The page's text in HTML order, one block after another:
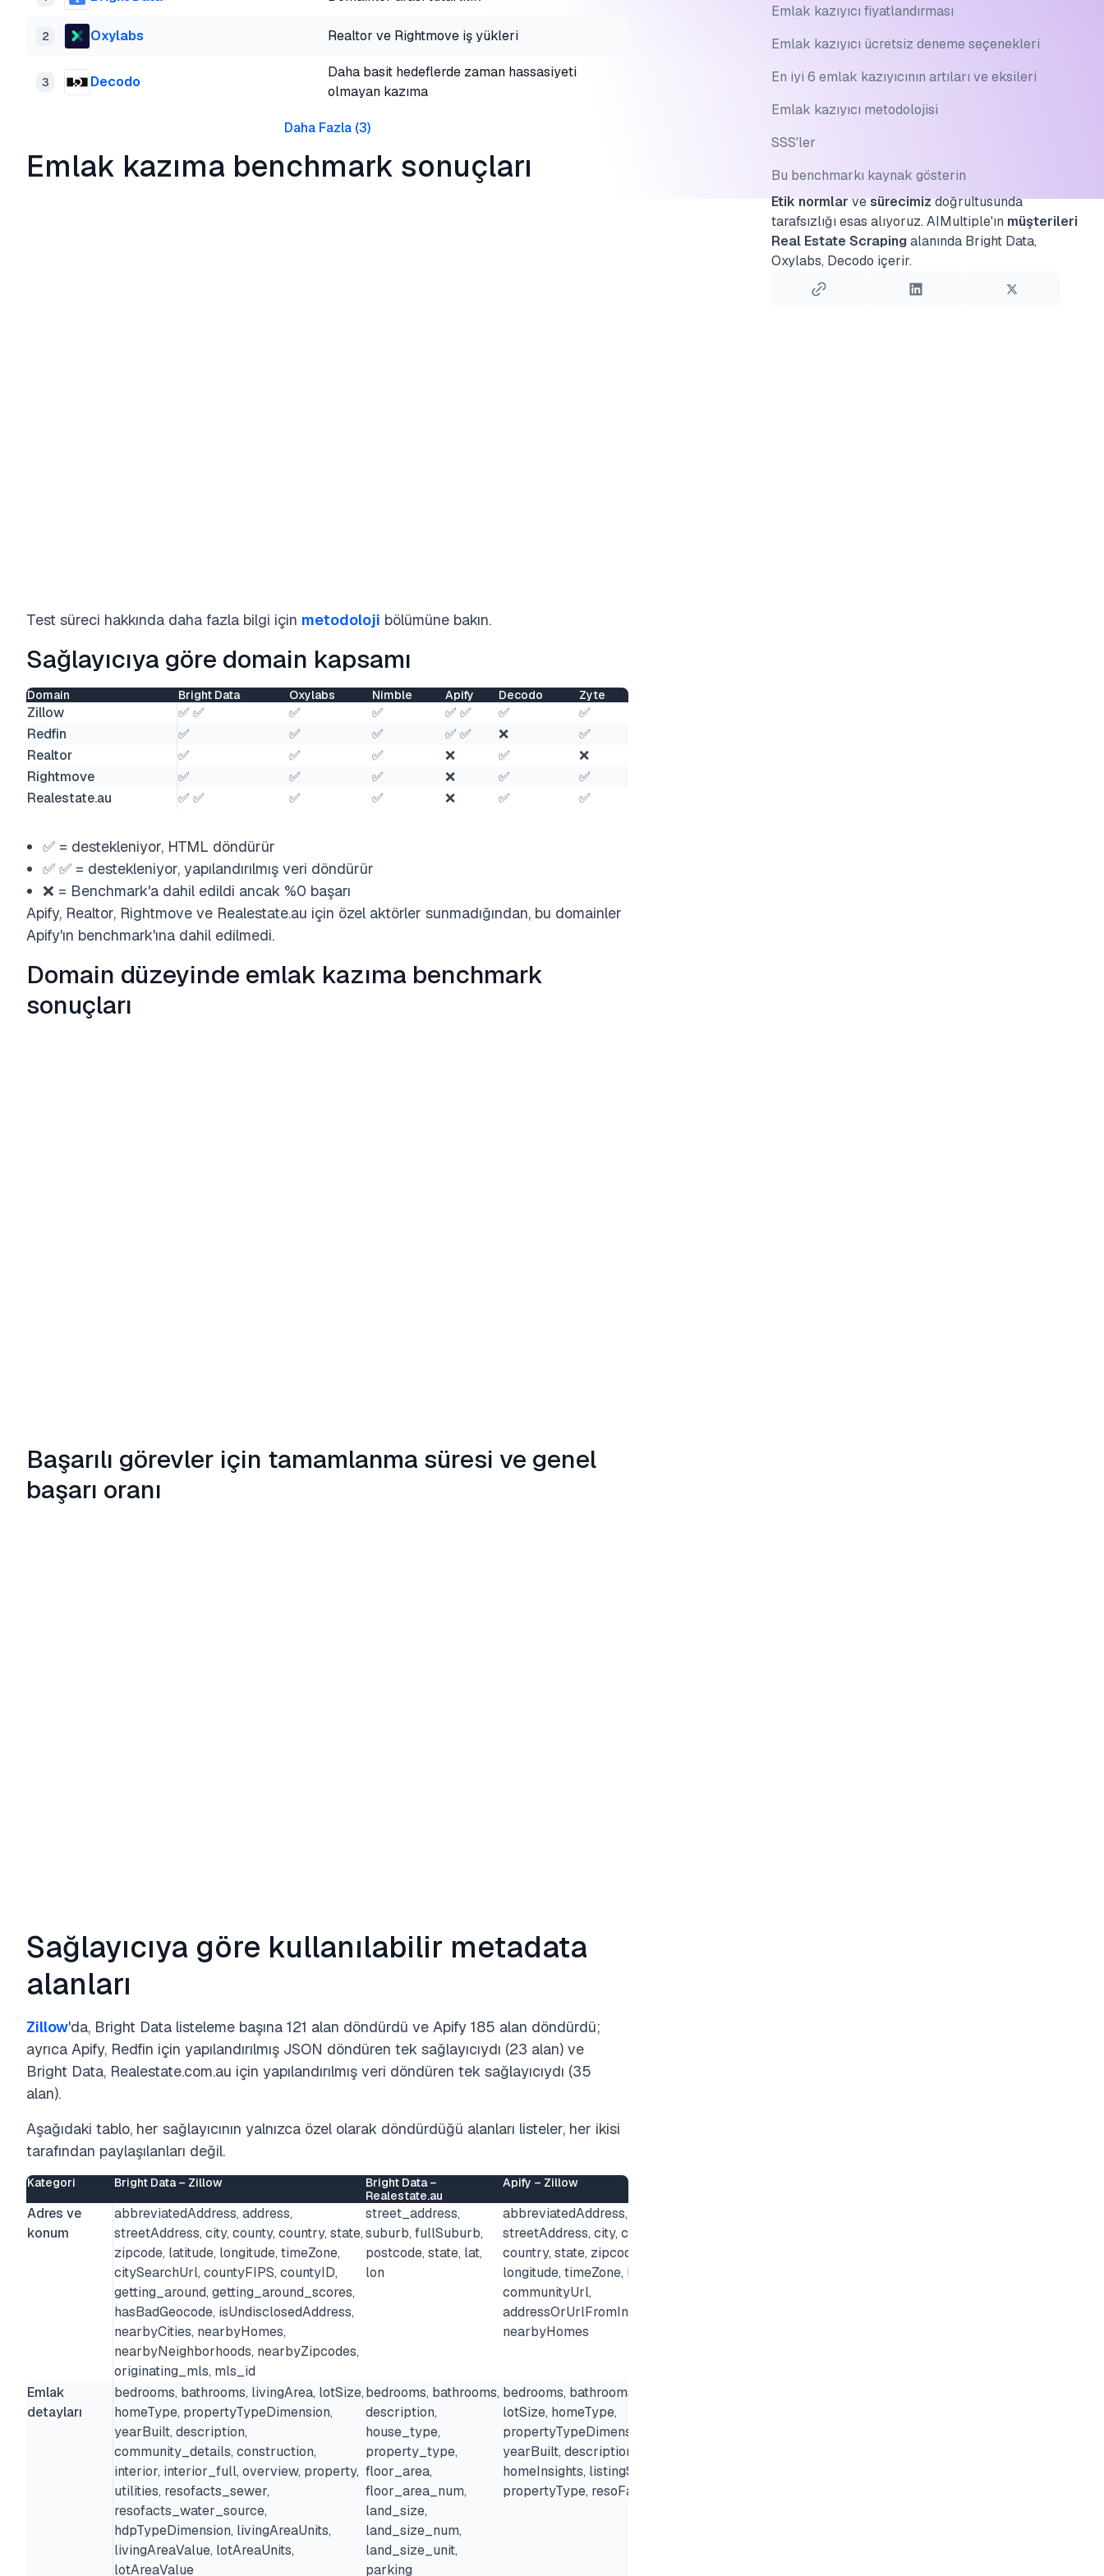
2 Oxylabs Realtor ve Rightmove iş yükleri
3 Decodo
Daha basit hedeflerde zaman hassasiyeti
olmayan kazıma
Daha Fazla (3)
Emlak kazıma benchmark sonuçları
Test süreci hakkında daha fazla bilgi için metodoloji bölümüne bakın.
Sağlayıcıya göre domain kapsamı
Domain Bright Data Oxylabs Nimble Apify Decodo Zyte
Zillow ✅ ✅ ✅ ✅ ✅ ✅ ✅
✅
Redfin
✅ ✅ ✅ ✅ ✅ ❌
✅
Realtor
✅ ✅ ✅ ❌ ✅
❌
Rightmove
✅ ✅ ✅ ❌ ✅
✅
Realestate.au
✅ ✅ ✅ ✅ ❌ ✅ ✅
✅ = destekleniyor, HTML döndürür
✅ ✅ = destekleniyor, yapılandırılmış veri döndürür
❌ = Benchmark'a dahil edildi ancak %0 başarı
Apify, Realtor, Rightmove ve Realestate.au için özel aktörler sunmadığından, bu domainler
Apify'ın benchmark'ına dahil edilmedi.
Domain düzeyinde emlak kazıma benchmark
sonuçları
Başarılı görevler için tamamlanma süresi ve genel
başarı oranı
Sağlayıcıya göre kullanılabilir metadata
alanları
Zillow'da, Bright Data listeleme başına 121 alan döndürdü ve Apify 185 alan döndürdü;
ayrıca Apify, Redfin için yapılandırılmış JSON döndüren tek sağlayıcıydı (23 alan) ve
Bright Data, Realestate.com.au için yapılandırılmış veri döndüren tek sağlayıcıydı (35
alan).
Aşağıdaki tablo, her sağlayıcının yalnızca özel olarak döndürdüğü alanları listeler, her ikisi
tarafından paylaşılanları değil.
Kategori Bright Data – Zillow
Bright Data –
Realestate.au
Apify – Zillow
Adres ve
konum
abbreviatedAddress, address,
streetAddress, city, county, country, state,
zipcode, latitude, longitude, timeZone,
citySearchUrl, countyFIPS, countyID,
getting_around, getting_around_scores,
hasBadGeocode, isUndisclosedAddress,
nearbyCities, nearbyHomes,
nearbyNeighborhoods, nearbyZipcodes,
originating_mls, mls_id
street_address,
suburb, fullSuburb,
postcode, state, lat,
lon
abbreviatedAddress, address,
streetAddress, city, county,
country, state, zipcode, latitude,
longitude, timeZone, boroughId,
communityUrl,
addressOrUrlFromInput,
nearbyHomes
Emlak
detayları
bedrooms, bathrooms, livingArea, lotSize,
homeType, propertyTypeDimension,
yearBuilt, description,
community_details, construction,
interior, interior_full, overview, property,
utilities, resofacts_sewer,
resofacts_water_source,
hdpTypeDimension, livingAreaUnits,
livingAreaValue, lotAreaUnits,
lotAreaValue
bedrooms, bathrooms,
description,
house_type,
property_type,
floor_area,
floor_area_num,
land_size,
land_size_num,
land_size_unit,
parking
bedrooms, bathrooms, livingArea,
lotSize, homeType,
propertyTypeDimension,
yearBuilt, description, building,
homeInsights, listingSubType,
propertyType, resoFacts
Emlak kazıyıcı fiyatlandırması
Emlak kazıyıcı ücretsiz deneme seçenekleri
En iyi 6 emlak kazıyıcının artıları ve eksileri
Emlak kazıyıcı metodolojisi
SSS'ler
Bu benchmarkı kaynak gösterin
Etik normlarvesürecimizdoğrultusunda
tarafsızlığı esas alıyoruz. AIMultiple'ın müşterileri
Real Estate Scrapingalanında Bright Data,
Oxylabs, Decodo içerir.